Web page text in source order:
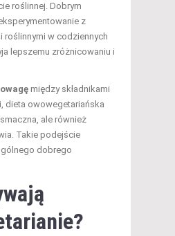
roślinnej. Dobrym
z
roślinnymi w codziennych
lepszemu zróżnicowaniu i
między składnikami
dieta owowegetariańska
ale również
Takie podejście
dobrego